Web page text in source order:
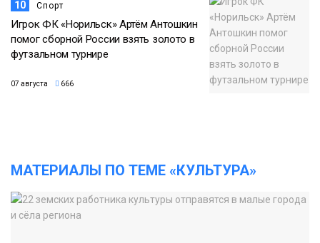
10 Спорт
Игрок ФК «Норильск» Артём Антошкин
помог сборной России взять золото в
футзальном турнире
07 августа 666
МАТЕРИАЛЫ ПО ТЕМЕ «КУЛЬТУРА»